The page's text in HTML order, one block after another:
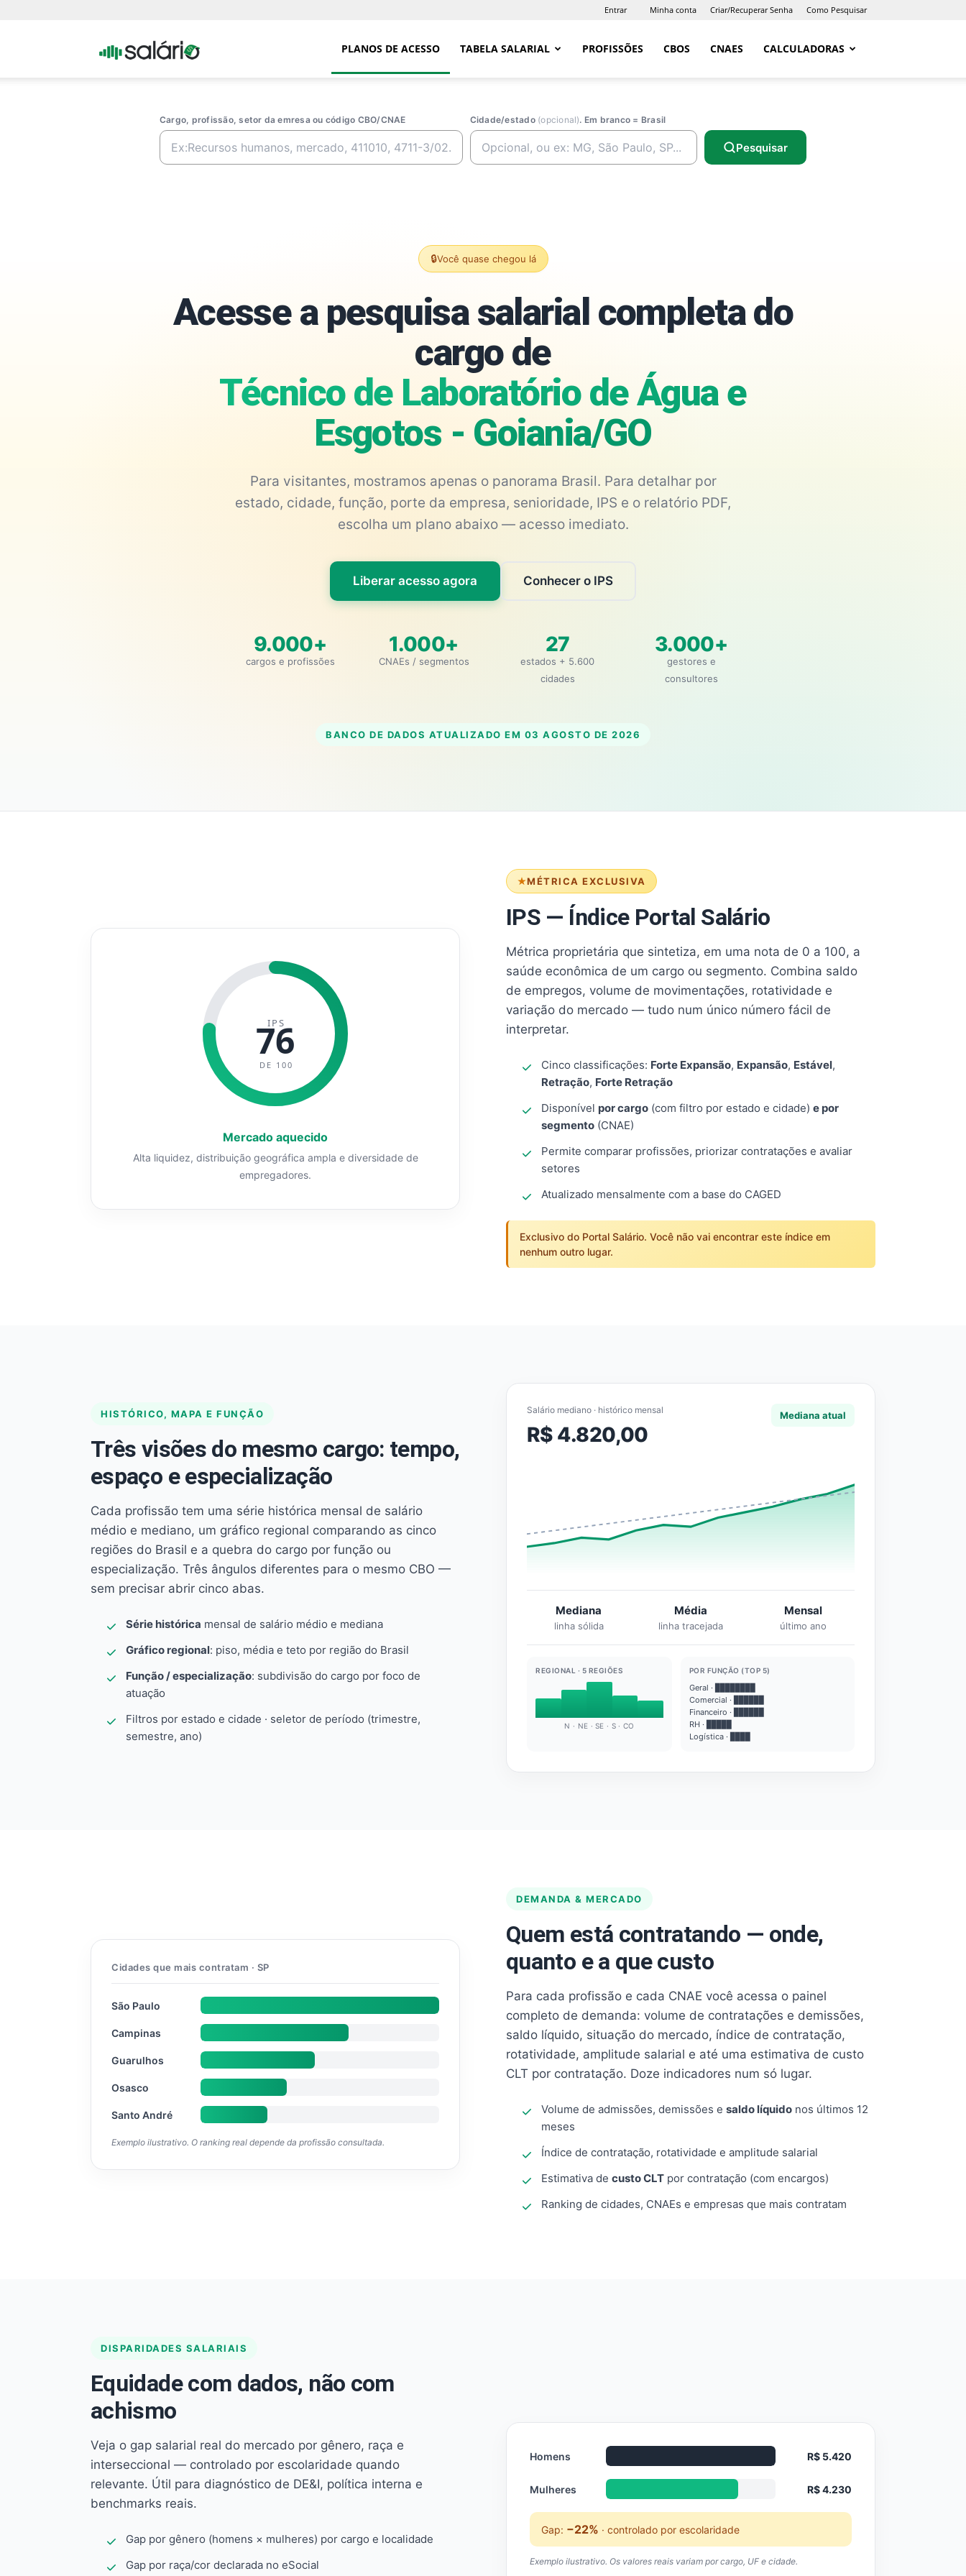
Entrar Minha conta Criar/Recuperar Senha Como Pesquisar
Portal PLANOS DE ACESSO TABELA SALARIAL PROFISSÕES CBOS CNAES CALCULADORAS
Cargo, profissão, setor da emresa ou código CBO/CNAE Cidade/estado (opcional). Em branco = Brasil
Pesquisar
🔒Você quase chegou lá
Acesse a pesquisa salarial completa do
cargo de
Técnico de Laboratório de Água e
Esgotos - Goiania/GO
Para visitantes, mostramos apenas o panorama Brasil. Para detalhar por
estado, cidade, função, porte da empresa, senioridade, IPS e o relatório PDF,
escolha um plano abaixo — acesso imediato.
Liberar acesso agora Conhecer o IPS
9.000+
cargos e profissões
1.000+
CNAEs / segmentos
27
estados + 5.600
cidades
3.000+
gestores e
consultores
BANCO DE DADOS ATUALIZADO EM 03 AGOSTO DE 2026
MÉTRICA EXCLUSIVA
IPS — Índice Portal Salário
Métrica proprietária que sintetiza, em uma nota de 0 a 100, a
saúde econômica de um cargo ou segmento. Combina saldo
de empregos, volume de movimentações, rotatividade e
variação do mercado — tudo num único número fácil de
interpretar.
Cinco classificações: Forte Expansão, Expansão, Estável,
Retração, Forte Retração
Disponível por cargo (com filtro por estado e cidade) e por
segmento (CNAE)
Permite comparar profissões, priorizar contratações e avaliar
setores
Atualizado mensalmente com a base do CAGED
Exclusivo do Portal Salário. Você não vai encontrar este índice em
nenhum outro lugar.
IPS
76
DE 100
Mercado aquecido
Alta liquidez, distribuição geográfica ampla e diversidade de
empregadores.
HISTÓRICO, MAPA E FUNÇÃO
Três visões do mesmo cargo: tempo,
espaço e especialização
Cada profissão tem uma série histórica mensal de salário
médio e mediano, um gráfico regional comparando as cinco
regiões do Brasil e a quebra do cargo por função ou
especialização. Três ângulos diferentes para o mesmo CBO —
sem precisar abrir cinco abas.
Série histórica mensal de salário médio e mediana
Gráfico regional: piso, média e teto por região do Brasil
Função / especialização: subdivisão do cargo por foco de
atuação
Filtros por estado e cidade · seletor de período (trimestre,
semestre, ano)
Salário mediano · histórico mensal
R$ 4.820,00
Mediana atual
Mediana
linha sólida
Média
linha tracejada
Mensal
último ano
REGIONAL · 5 REGIÕES
N · NE · SE · S · CO
POR FUNÇÃO (TOP 5)
Geral · ████████
Comercial · ██████
Financeiro · ██████
RH · █████
Logística · ████
DEMANDA & MERCADO
Quem está contratando — onde,
quanto e a que custo
Para cada profissão e cada CNAE você acessa o painel
completo de demanda: volume de contratações e demissões,
saldo líquido, situação do mercado, índice de contratação,
rotatividade, amplitude salarial e até uma estimativa de custo
CLT por contratação. Doze indicadores num só lugar.
Volume de admissões, demissões e saldo líquido nos últimos 12
meses
Índice de contratação, rotatividade e amplitude salarial
Estimativa de custo CLT por contratação (com encargos)
Ranking de cidades, CNAEs e empresas que mais contratam
Cidades que mais contratam · SP
São Paulo
Campinas
Guarulhos
Osasco
Santo André
Exemplo ilustrativo. O ranking real depende da profissão consultada.
DISPARIDADES SALARIAIS
Equidade com dados, não com
achismo
Veja o gap salarial real do mercado por gênero, raça e
interseccional — controlado por escolaridade quando
relevante. Útil para diagnóstico de DE&I, política interna e
benchmarks reais.
Gap por gênero (homens × mulheres) por cargo e localidade
Gap por raça/cor declarada no eSocial
Homens R$ 5.420
Mulheres R$ 4.230
Gap: −22% · controlado por escolaridade
Exemplo ilustrativo. Os valores reais variam por cargo, UF e cidade.